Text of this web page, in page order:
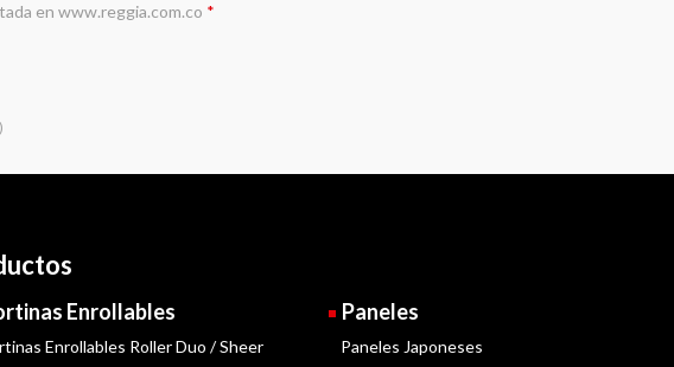
enwww.reggia.com.co *
Enrollables
Enrollables Roller Duo / Sheer
Paneles
Paneles Japoneses